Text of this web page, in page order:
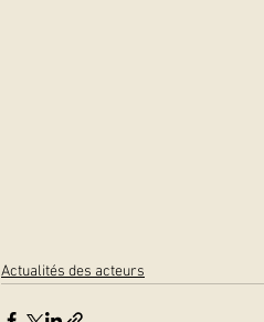
Actualités des acteurs